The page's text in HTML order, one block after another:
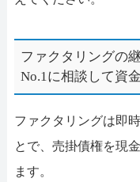
ファクタリングの
No.1に相談して資
ファクタリングは即
とで、売掛債権を現
ます。